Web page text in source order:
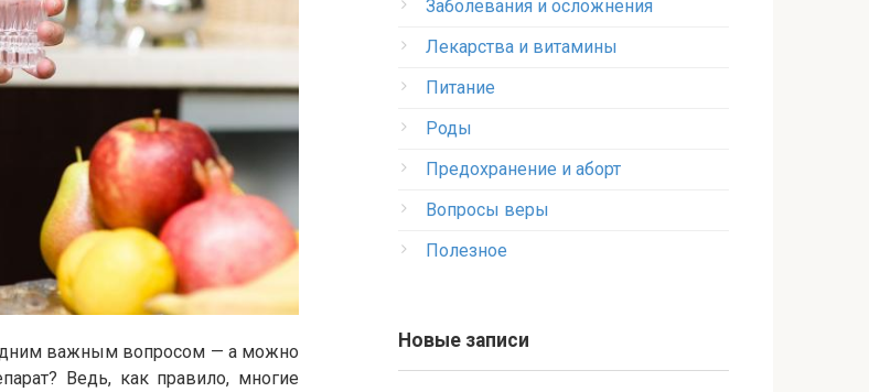
важным вопросом — а можно
Ведь, как правило, многие
Заболевания и осложнения
Лекарства и витамины
Питание
Роды
Предохранение и аборт
Вопросы веры
Полезное
Новые записи